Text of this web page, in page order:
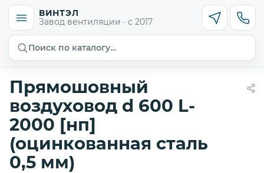
ВИНТЭЛ
Завод вентиляции · с 2017
Поиск по каталогу…
Прямошовный
воздуховод d 600 L-
2000 [нп]
(оцинкованная сталь
0,5 мм)